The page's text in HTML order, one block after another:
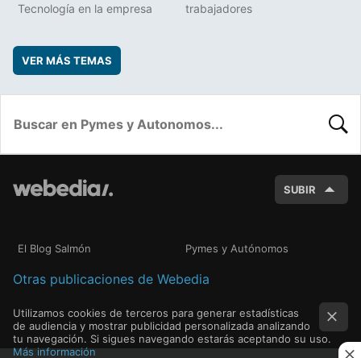
Tecnología en la empresa trabajadores
VER MÁS TEMAS
SUBIR
El Blog Salmón Pymes y Autónomos
Otras publicaciones de Webedia
Utilizamos cookies de terceros para generar estadísticas
de audiencia y mostrar publicidad personalizada analizando
tu navegación. Si sigues navegando estarás aceptando su uso.
Más información